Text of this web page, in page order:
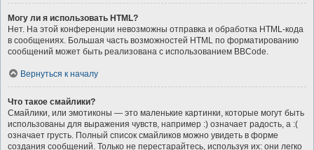
Могу ли я использовать HTML?
Нет. На этой конференции невозможны отправка и обработка HTML-кода
в сообщениях. Большая часть возможностей HTML по форматированию
сообщений может быть реализована с использованием BBCode.
Вернуться к началу
Что такое смайлики?
Смайлики, или эмотиконы — это маленькие картинки, которые могут быть
использованы для выражения чувств, например :) означает радость, а :(
означает грусть. Полный список смайликов можно увидеть в форме
создания сообщений. Только не перестарайтесь, используя их: они легко